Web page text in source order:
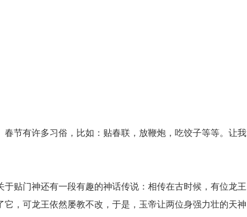
节有许多习俗，比如：贴春联，放鞭炮，吃饺子等等。让我
贴门神还有一段有趣的神话传说：相传在古时候，有位龙王
，可龙王依然屡教不改，于是，玉帝让两位身强力壮的天神